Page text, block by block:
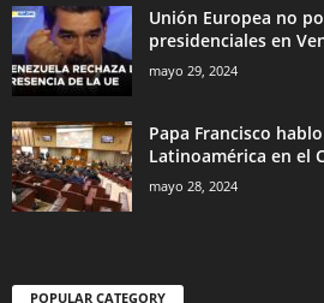
Unión Europea no
presidenciales en
mayo 29, 2024
Papa Francisco
Latinoamérica en el
mayo 28, 2024
POPULAR CATEGORY